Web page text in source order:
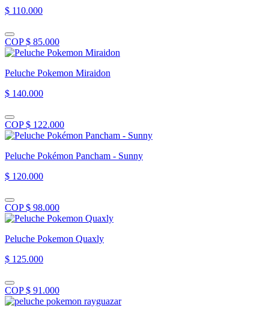
$ 110.000
COP $ 85.000
Peluche Pokemon Miraidon
$ 140.000
COP $ 122.000
Peluche Pokémon Pancham - Sunny
$ 120.000
COP $ 98.000
Peluche Pokemon Quaxly
$ 125.000
COP $ 91.000